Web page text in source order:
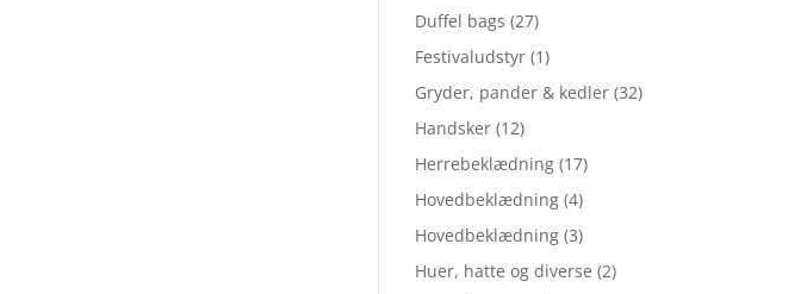
Duffel bags (27)
Festivaludstyr (1)
Gryder, pander & kedler (32)
Handsker (12)
Herrebeklædning (17)
Hovedbeklædning (4)
Hovedbeklædning (3)
Huer, hatte og diverse (2)